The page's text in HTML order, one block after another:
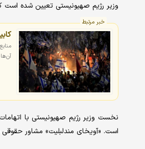
وزیر رژیم صهیونیستی تعیین شده است که ۷ جلسه دیگر باقیمانده
خبر مرتبط
است. «آویخای مندلبلیت» مشاور حقوقی سابق